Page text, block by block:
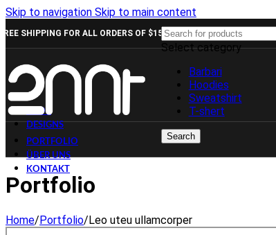
Skip to navigation Skip to main content
SHIPPING FOR ALL ORDERS OF $150
Select category
Barbari
Hoodies
Sweatshirt
T-shert
Search
SHOP
DESIGNS
PORTFOLIO
ÜBER UNS
KONTAKT
Portfolio
Home/Portfolio/Leo uteu ullamcorper